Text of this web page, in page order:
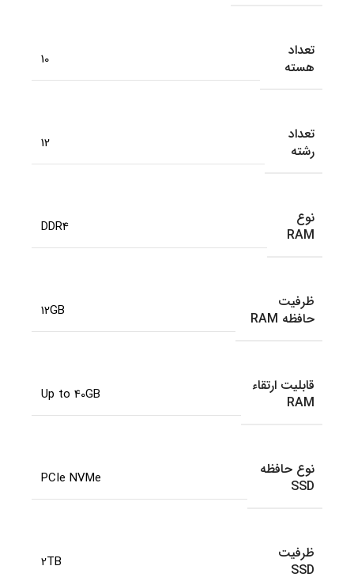
تعداد
هسته
10
تعداد
رشته
12
نوع
RAM
DDR4
ظرفیت
حافظه RAM
12GB
قابلیت ارتقاء
RAM
Up to 40GB
نوع حافظه
SSD
PCIe NVMe
ظرفیت
SSD
2TB